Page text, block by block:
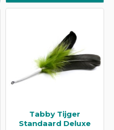
Tabby Tijger
Standaard Deluxe